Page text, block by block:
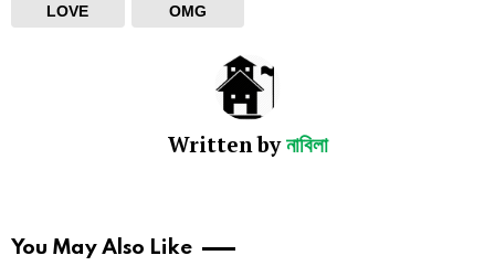
LOVE OMG
Written byনাবিলা
You May Also Like